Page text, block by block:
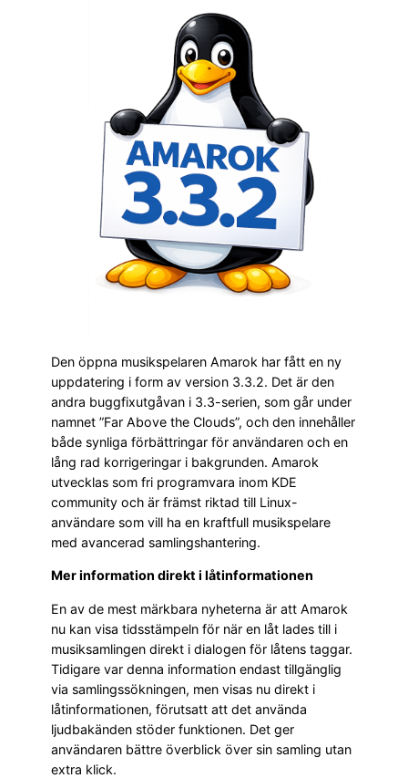
Den öppna musikspelaren Amarok har fått en ny
uppdatering i form av version 3.3.2. Det är den
andra buggfixutgåvan i 3.3-serien, som går under
namnet ”Far Above the Clouds”, och den innehåller
både synliga förbättringar för användaren och en
lång rad korrigeringar i bakgrunden. Amarok
utvecklas som fri programvara inom KDE
community och är främst riktad till Linux-
användare som vill ha en kraftfull musikspelare
med avancerad samlingshantering.
Mer information direkt i låtinformationen
En av de mest märkbara nyheterna är att Amarok
nu kan visa tidsstämpeln för när en låt lades till i
musiksamlingen direkt i dialogen för låtens taggar.
Tidigare var denna information endast tillgänglig
via samlingssökningen, men visas nu direkt i
låtinformationen, förutsatt att det använda
ljudbakänden stöder funktionen. Det ger
användaren bättre överblick över sin samling utan
extra klick.